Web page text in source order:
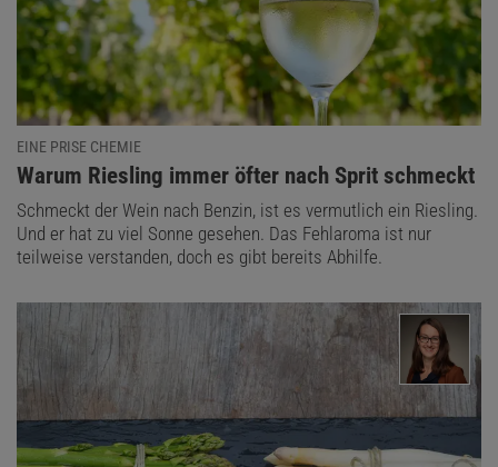
EINE PRISE CHEMIE
:
Warum Riesling immer öfter nach Sprit schmeckt
Schmeckt der Wein nach Benzin, ist es vermutlich ein Riesling.
Und er hat zu viel Sonne gesehen. Das Fehlaroma ist nur
teilweise verstanden, doch es gibt bereits Abhilfe.